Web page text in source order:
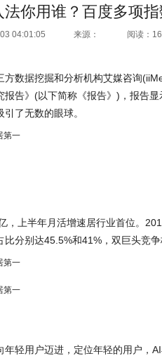
法你用谁？百度多项
04:01:05 来源： 阅读：
方数据挖掘和分析机构艾媒咨询
报告》(以下简称《报告》)，报告
了无数的眼球。
，上半年月活增速居行业首位。
比分别达45.5%和41%，双巨头竞
年轻用户迈进，定位年轻的用户，